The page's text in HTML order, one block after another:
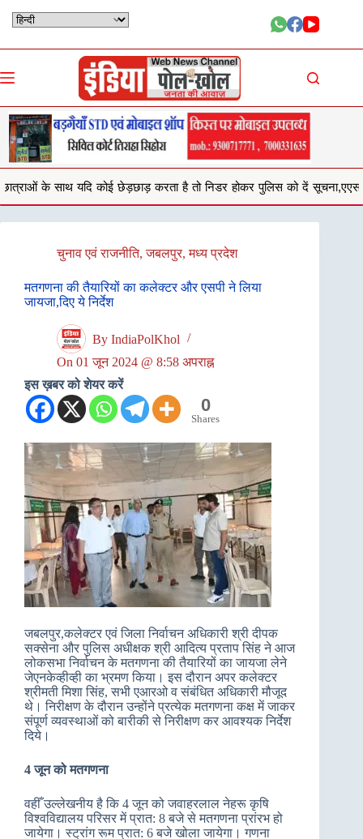
छेड़छाड़ करता है तो निडर होकर पुलिस को दें सूचना,एएसपी अनु बेनिवाल
चुनाव एवं राजनीति,जबलपुर,मध्य प्रदेश
मतगणना की तैयारियों का कलेक्‍टर और एसपी ने लिया
जायजा,दिए ये निर्देश
By IndiaPolKhol
On 01 जून 2024 @ 8:58 अपराह्न
इस ख़बर को शेयर करें
0
Shares
जबलपुर,कलेक्‍टर एवं जिला निर्वाचन अधिकारी श्री दीपक
सक्‍सेना और पुलिस अधीक्षक श्री आदित्‍य प्रताप सिंह ने आज
लोकसभा निर्वाचन के मतगणना की तैयारियों का जायजा लेने
जेएनकेव्‍हीव्‍ही का भ्रमण किया। इस दौरान अपर कलेक्‍टर
श्रीमती मिशा सिंह, सभी एआरओ व संबंधित अधिकारी मौजूद
थे। निरीक्षण के दौरान उन्‍होंने प्रत्‍येक मतगणना कक्ष में जाकर
संपूर्ण व्‍यवस्‍थाओं को बारीकी से निरीक्षण कर आवश्‍यक निर्देश
दिये।
4 जून को मतगणना
वहीँ उल्‍लेखनीय है कि 4 जून को जवाहरलाल नेहरू कृषि
विश्‍वविद्यालय परिसर में प्रात: 8 बजे से मतगणना प्रांरभ हो
जायेगा। स्‍ट्रांग रूम प्रात: 6 बजे खोला जायेगा। गणना